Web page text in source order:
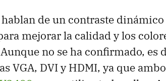
de un contraste
mejorar la calidad y los
no se ha confirmado, es
VGA, DVIyHDMI, ya que